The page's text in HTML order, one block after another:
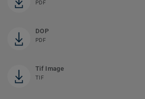
PDF
DOP
PDF
Tif Image
TIF